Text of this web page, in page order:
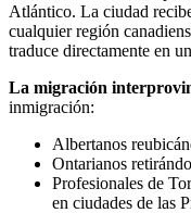
Atlántico. La ciudad
cualquier región
traduce directamente en
La migración
inmigración:
Albertanos
Ontarianos
Profesionales de
en ciudades de las